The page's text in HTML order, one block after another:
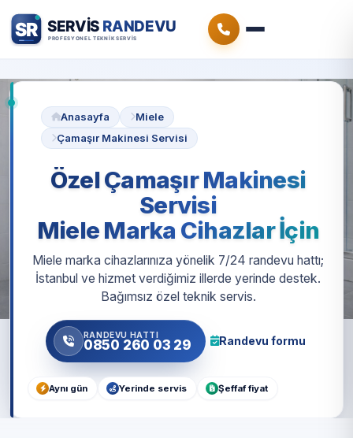
Anasayfa
Miele
Çamaşır Makinesi Servisi
Özel Çamaşır Makinesi
Servisi
Miele Marka Cihazlar İçin
Miele marka cihazlarınıza yönelik 7/24 randevu hattı;
İstanbul ve hizmet verdiğimiz illerde yerinde destek.
Bağımsız özel teknik servis.
RANDEVU HATTI
0850 260 03 29 Randevu formu
Aynı gün Yerinde servis Şeffaf fiyat